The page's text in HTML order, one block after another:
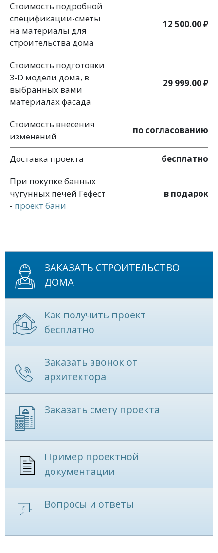
Стоимость подробной
спецификации-сметы
на материалы для
строительства дома
12 500.00 ₽
Стоимость подготовки
3-D модели дома, в
выбранных вами
материалах фасада
29 999.00 ₽
Стоимость внесения
изменений
по согласованию
Доставка проекта
бесплатно
При покупке банных
чугунных печей Гефест
- проект бани
в подарок
ЗАКАЗАТЬ СТРОИТЕЛЬСТВО
ДОМА
Как получить проект
бесплатно
Заказать звонок от
архитектора
Заказать смету проекта
Пример проектной
документации
Вопросы и ответы